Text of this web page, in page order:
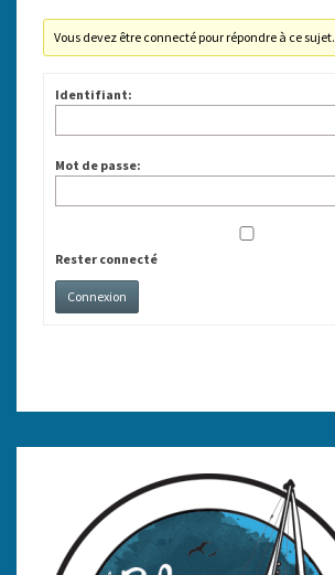
Vous devez être connecté pour répondre à ce sujet.
Identifiant:
Mot de passe:
Rester connecté
Connexion